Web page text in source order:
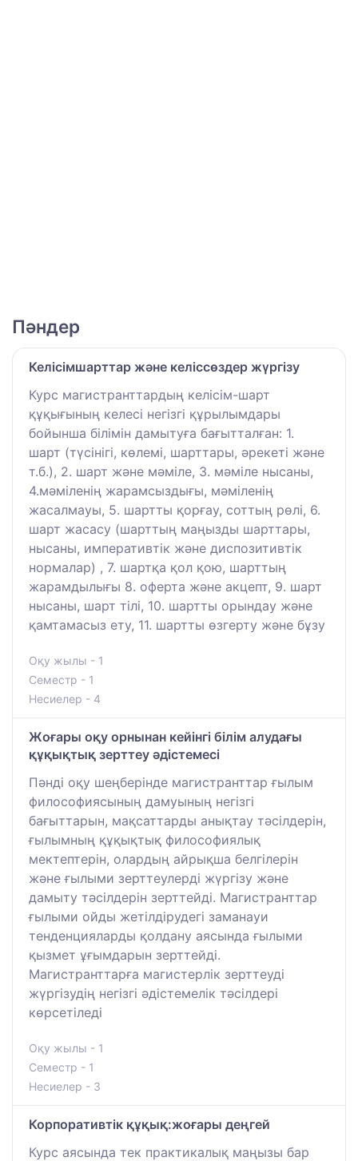
Пәндер
Келісімшарттар және келіссөздер жүргізу
Курс магистранттардың келісім-шарт
құқығының келесі негізгі құрылымдары
бойынша білімін дамытуға бағытталған: 1.
шарт (түсінігі, көлемі, шарттары, әрекеті және
т.б.), 2. шарт және мәміле, 3. мәміле нысаны,
4.мәміленің жарамсыздығы, мәміленің
жасалмауы, 5. шартты қорғау, соттың рөлі, 6.
шарт жасасу (шарттың маңызды шарттары,
нысаны, императивтік және диспозитивтік
нормалар) , 7. шартқа қол қою, шарттың
жарамдылығы 8. оферта және акцепт, 9. шарт
нысаны, шарт тілі, 10. шартты орындау және
қамтамасыз ету, 11. шартты өзгерту және бұзу
Оқу жылы - 1
Семестр - 1
Несиелер - 4
Жоғары оқу орнынан кейінгі білім алудағы
құқықтық зерттеу әдістемесі
Пәнді оқу шеңберінде магистранттар ғылым
философиясының дамуының негізгі
бағыттарын, мақсаттарды анықтау тәсілдерін,
ғылымның құқықтық философиялық
мектептерін, олардың айрықша белгілерін
және ғылыми зерттеулерді жүргізу және
дамыту тәсілдерін зерттейді. Магистранттар
ғылыми ойды жетілдірудегі заманауи
тенденцияларды қолдану аясында ғылыми
қызмет ұғымдарын зерттейді.
Магистранттарға магистерлік зерттеуді
жүргізудің негізгі әдістемелік тәсілдері
көрсетіледі
Оқу жылы - 1
Семестр - 1
Несиелер - 3
Корпоративтік құқық:жоғары деңгей
Курс аясында тек практикалық маңызы бар